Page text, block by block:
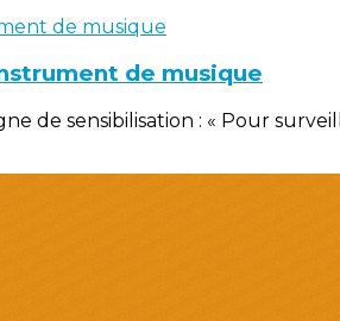
de musique
de sensibilisation : « Pour